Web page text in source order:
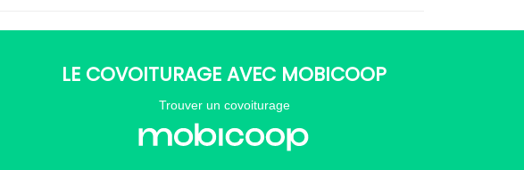
LE COVOITURAGE AVEC MOBICOOP
Trouver un covoiturage